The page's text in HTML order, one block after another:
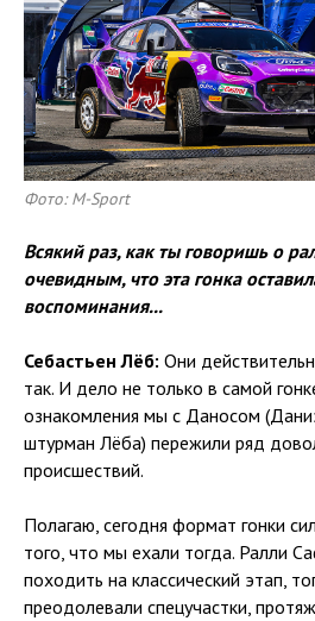
Фото: M-Sport
Всякий раз, как ты говоришь о
очевидным, что эта гонка
воспоминания...
Себастьен Лёб: Они
так. И дело не только в самой
ознакомления мы с Даносом
штурман Лёба) пережили ряд
происшествий.
Полагаю, сегодня формат гонки
того, что мы ехали тогда. Ралли
походить на классический этап,
преодолевали спецучастки,